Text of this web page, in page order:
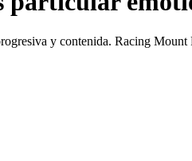
y contenida. Racing Mount